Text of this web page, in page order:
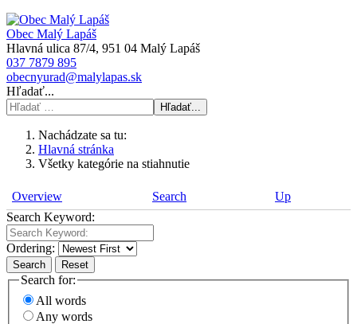
Obec Malý Lapáš
Hlavná ulica 87/4, 951 04 Malý Lapáš
037 7879 895
obecnyurad@malylapas.sk
Hľadať...
Hľadať...
Nachádzate sa tu:
Hlavná stránka
Všetky kategórie na stiahnutie
Overview Search
Up
Search Keyword:
Ordering:
Search Reset
Search for:
All words
Any words